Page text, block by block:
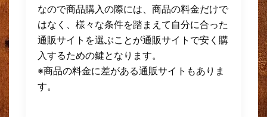
なので商品購入の際には、商品の料金だけで
はなく、様々な条件を踏まえて自分に合った
通販サイトを選ぶことが通販サイトで安く購
入するための鍵となります。
※商品の料金に差がある通販サイトもありま
す。